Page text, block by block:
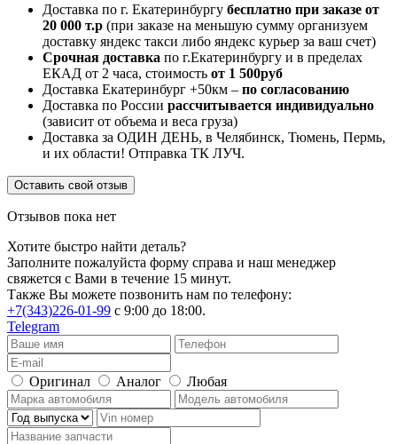
Доставка по г. Екатеринбургу бесплатно при заказе от
20 000 т.р (при заказе на меньшую сумму организуем
доставку яндекс такси либо яндекс курьер за ваш счет)
Срочная доставка по г.Екатеринбургу и в пределах
ЕКАД от 2 часа, стоимость от 1 500руб
Доставка Екатеринбург +50км – по согласованию
Доставка по России рассчитывается индивидуально
(зависит от объема и веса груза)
Доставка за ОДИН ДЕНЬ, в Челябинск, Тюмень, Пермь,
и их области! Отправка ТК ЛУЧ.
Оставить свой отзыв
Отзывов пока нет
Хотите быстро найти деталь?
Заполните пожалуйста форму справа и наш менеджер
свяжется с Вами в течение 15 минут.
Также Вы можете позвонить нам по телефону:
+7(343)226-01-99 с 9:00 до 18:00.
Telegram
Оригинал Аналог Любая